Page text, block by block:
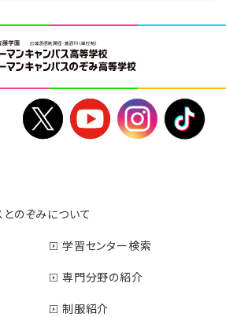
とのぞみについて
学習センター検索
専門分野の紹介
制服紹介